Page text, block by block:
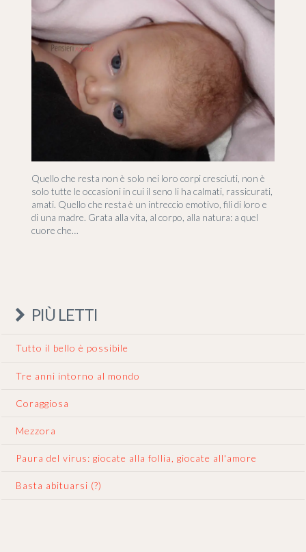
Quello che resta non è solo nei loro corpi cresciuti, non è
solo tutte le occasioni in cui il seno li ha calmati, rassicurati,
amati. Quello che resta è un intreccio emotivo, fili di loro e
di una madre. Grata alla vita, al corpo, alla natura: a quel
cuore che…
PIÙ LETTI
Tutto il bello è possibile
Tre anni intorno al mondo
Coraggiosa
Mezzora
Paura del virus: giocate alla follia, giocate all'amore
Basta abituarsi (?)